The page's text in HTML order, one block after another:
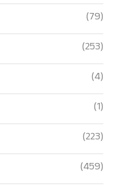
(79)
(253)
(4)
(1)
(223)
(459)